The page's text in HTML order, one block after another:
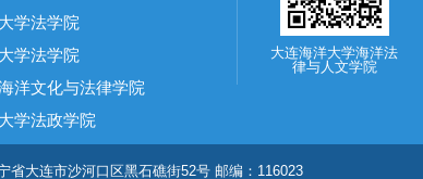
学法学院
学法学院
洋文化与法律学院
学法政学院
大连海洋大学海洋法
律与人文学院
大连市沙河口区黑石礁街52号 邮编：116023